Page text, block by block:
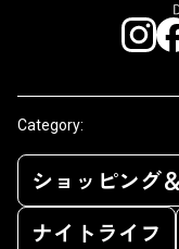
Category:
ショッピング
ナイトライフ